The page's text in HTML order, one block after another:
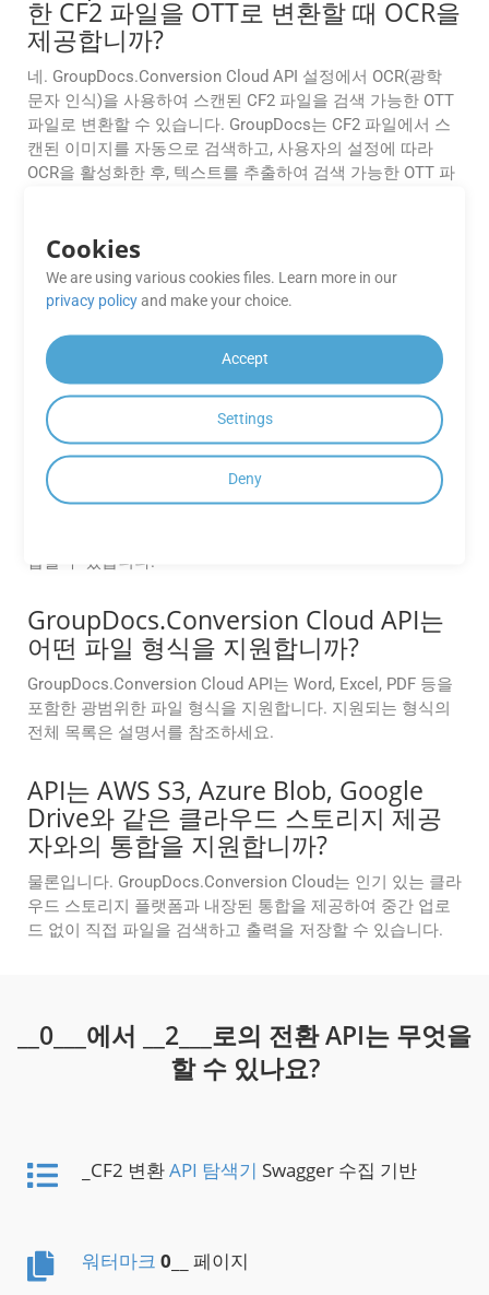
한 CF2 파일을 OTT로 변환할 때 OCR을
제공합니까?
네. GroupDocs.Conversion Cloud API 설정에서 OCR(광학
문자 인식)을 사용하여 스캔된 CF2 파일을 검색 가능한 OTT
파일로 변환할 수 있습니다. GroupDocs는 CF2 파일에서 스
캔된 이미지를 자동으로 검색하고, 사용자의 설정에 따라
OCR을 활성화한 후, 텍스트를 추출하여 검색 가능한 OTT 파
PHP에서 CF2 파일을 OTT로 변환할 때
내 워터마크를 추가할 수 있나요?
는 텍스트나 이미지 워터마크를 추가할 수 있습니다. 브랜딩,
저작권 고지, 문서 기밀 표시 등에 매우 유용합니다.
GroupDocs.Conversion Cloud API에
사용할 수 있는 SDK가 있습니까?
GroupDocs.Conversion Cloud는 .NET, Java, Android, PHP,
합할 수 있습니다.
GroupDocs.Conversion Cloud API는
어떤 파일 형식을 지원합니까?
GroupDocs.Conversion Cloud API는 Word, Excel, PDF 등을
포함한 광범위한 파일 형식을 지원합니다. 지원되는 형식의
전체 목록은 설명서를 참조하세요.
API는 AWS S3, Azure Blob, Google
Drive와 같은 클라우드 스토리지 제공
자와의 통합을 지원합니까?
물론입니다. GroupDocs.Conversion Cloud는 인기 있는 클라
우드 스토리지 플랫폼과 내장된 통합을 제공하여 중간 업로
드 없이 직접 파일을 검색하고 출력을 저장할 수 있습니다.
__0___에서 __2___로의 전환 API는 무엇을
할 수 있나요?
_CF2 변환API 탐색기 Swagger 수집 기반
워터마크 0 __ 페이지
Cookies
We are using various cookies files. Learn more in our
privacy policyand make your choice.
Accept
Settings
Deny